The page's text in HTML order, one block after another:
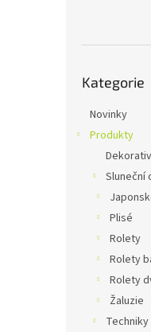
kategorie
Kategorie
Novinky
Produkty
Sluneční
Plisé
Rolety
Rolety
Rolety
Žaluzie